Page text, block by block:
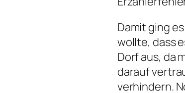
Damit ging
wollte, dass
Dorf aus, da
darauf
verhindern.